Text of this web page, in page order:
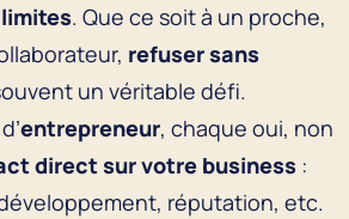
. Que ce soit à un proche,
refuser sans
un véritable défi.
entrepreneur, chaque oui, non
direct sur votre business :
réputation, etc.